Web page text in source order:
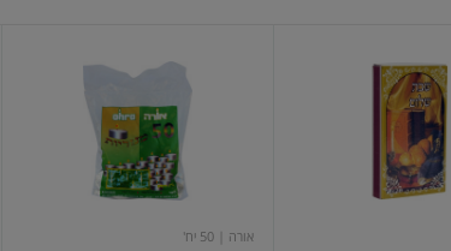
אורה